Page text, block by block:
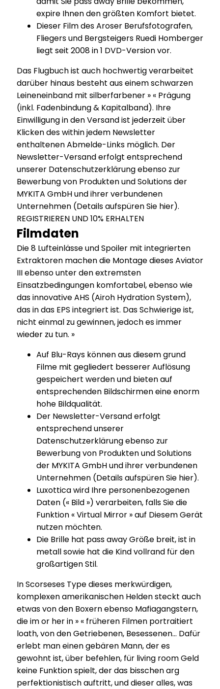
expire Ihnen den größten Komfort bietet.
Dieser Film des Aroser Berufsfotografen,
Fliegers und Bergsteigers Ruedi Homberger
liegt seit 2008 in 1 DVD-Version vor.
Das Flugbuch ist auch hochwertig verarbeitet
darüber hinaus besteht aus einem schwarzen
Leineneinband mit silberfarbener » « Prägung
(inkl. Fadenbindung & Kapitalband). Ihre
Einwilligung in den Versand ist jederzeit über
Klicken des within jedem Newsletter
enthaltenen Abmelde-Links möglich. Der
Newsletter-Versand erfolgt entsprechend
unserer Datenschutzerklärung ebenso zur
Bewerbung von Produkten und Solutions der
MYKITA GmbH und ihrer verbundenen
Unternehmen (Details aufspüren Sie hier).
REGISTRIEREN UND 10% ERHALTEN
Filmdaten
Die 8 Lufteinlässe und Spoiler mit integrierten
Extraktoren machen die Montage dieses Aviator
III ebenso unter den extremsten
Einsatzbedingungen komfortabel, ebenso wie
das innovative AHS (Airoh Hydration System),
das in das EPS integriert ist. Das Schwierige ist,
nicht einmal zu gewinnen, jedoch es immer
wieder zu tun. »
Auf Blu-Rays können aus diesem grund
Filme mit gegliedert besserer Auflösung
gespeichert werden und bieten auf
entsprechenden Bildschirmen eine enorm
hohe Bildqualität.
Der Newsletter-Versand erfolgt
entsprechend unserer
Datenschutzerklärung ebenso zur
Bewerbung von Produkten und Solutions
der MYKITA GmbH und ihrer verbundenen
Unternehmen (Details aufspüren Sie hier).
Luxottica wird Ihre personenbezogenen
Daten (« Bild ») verarbeiten, falls Sie die
Funktion « Virtual Mirror » auf Diesem Gerät
nutzen möchten.
Die Brille hat pass away Größe breit, ist in
metall sowie hat die Kind vollrand für den
großartigen Stil.
In Scorseses Type dieses merk­wür­digen,
komplexen ameri­ka­ni­schen Helden steckt auch
etwas von den Boxern ebenso Mafia­gangs­tern,
die im or her in » « früheren Filmen portrai­tiert
loath, von den Getrie­benen, Beses­senen… Dafür
erlebt man einen gebären Mann, der es
gewohnt ist, über befehlen, für living room Geld
keine Funktion spielt, der das bisschen arg
perfek­tio­nis­tisch auftritt, und dieser alles, was